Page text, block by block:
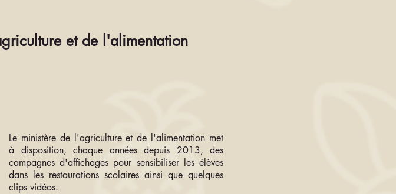
et de l'alimentation
Le ministère de l'agriculture et de l'alimentation met
à disposition, chaque années depuis 2013, des
campagnes d'affichages pour sensibiliser les élèves
dans les restaurations scolaires ainsi que quelques
clips vidéos.